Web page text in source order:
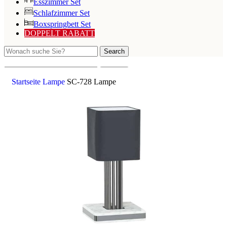
Esszimmer Set
Schlafzimmer Set
Boxspringbett Set
DOPPELT RABATT
Search
Startseite Lampe SC-728 Lampe